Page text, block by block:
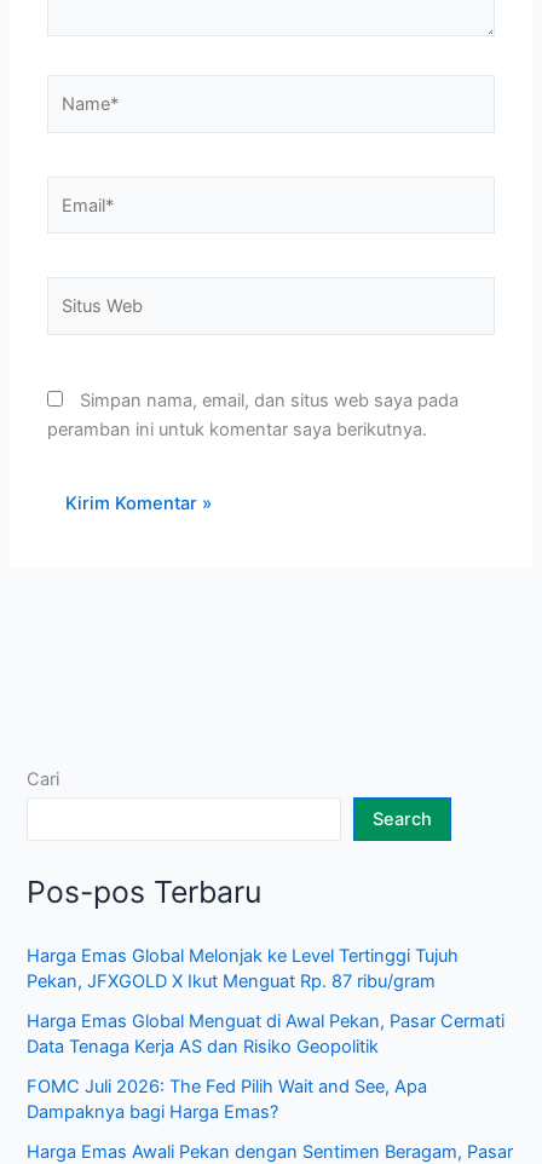
Web
Simpan nama, email, dan situs web saya pada
peramban ini untuk komentar saya berikutnya.
Cari
Search
Pos-pos Terbaru
Harga Emas Global Melonjak ke Level Tertinggi Tujuh
Pekan, JFXGOLD X Ikut Menguat Rp. 87 ribu/gram
Harga Emas Global Menguat di Awal Pekan, Pasar Cermati
Data Tenaga Kerja AS dan Risiko Geopolitik
FOMC Juli 2026: The Fed Pilih Wait and See, Apa
Dampaknya bagi Harga Emas?
Harga Emas Awali Pekan dengan Sentimen Beragam, Pasar